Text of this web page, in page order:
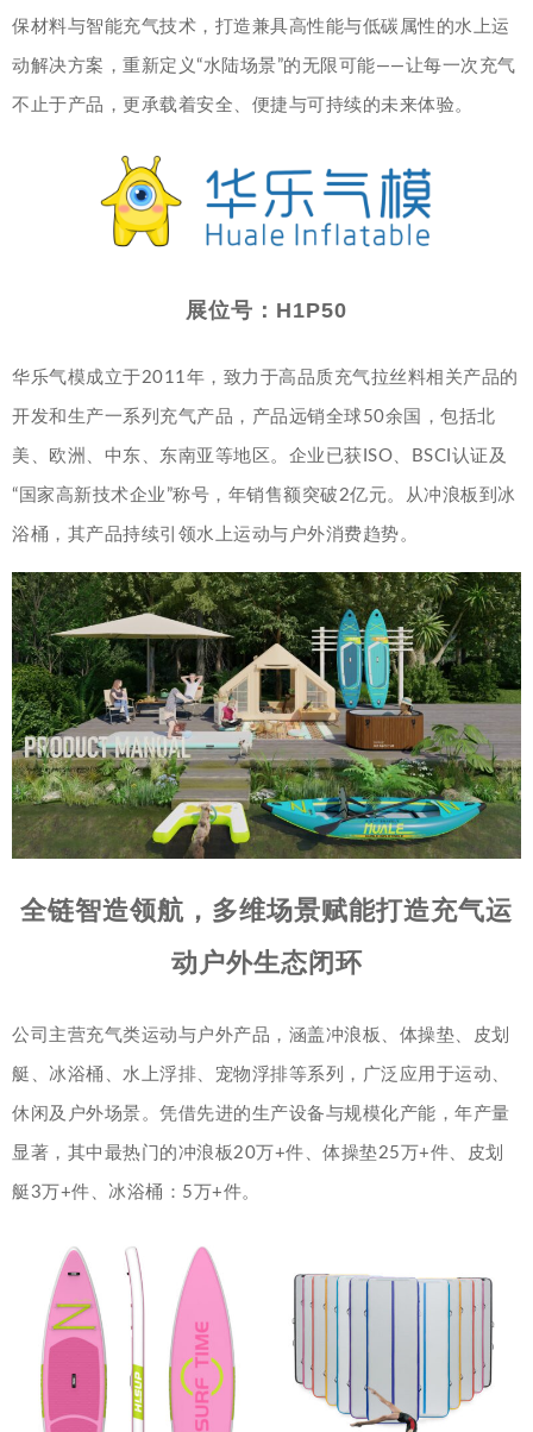
保材料与智能充气技术，打造兼具高性能与低碳属性的水上运
动解决方案，重新定义“水陆场景”的无限可能——让每一次充气
不止于产品，更承载着安全、便捷与可持续的未来体验。
展位号：H1P50
华乐气模成立于2011年，致力于高品质充气拉丝料相关产品的
开发和生产一系列充气产品，产品远销全球50余国，包括北
美、欧洲、中东、东南亚等地区。企业已获ISO、BSCI认证及
“国家高新技术企业”称号，年销售额突破2亿元。从冲浪板到冰
浴桶，其产品持续引领水上运动与户外消费趋势。
全链智造领航，多维场景赋能打造充气运
动户外生态闭环
公司主营充气类运动与户外产品，涵盖冲浪板、体操垫、皮划
艇、冰浴桶、水上浮排、宠物浮排等系列，广泛应用于运动、
休闲及户外场景。凭借先进的生产设备与规模化产能，年产量
显著，其中最热门的冲浪板20万+件、体操垫25万+件、皮划
艇3万+件、冰浴桶：5万+件。